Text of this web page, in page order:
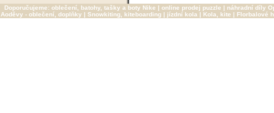
Doporučujeme: oblečení, batohy, tašky a boty Nike | online prodej puzzle | náhradní díly
Aoděvy - oblečení, doplňky | Snowkiting, kiteboarding | jízdní kola | Kola, kite | Florbalové